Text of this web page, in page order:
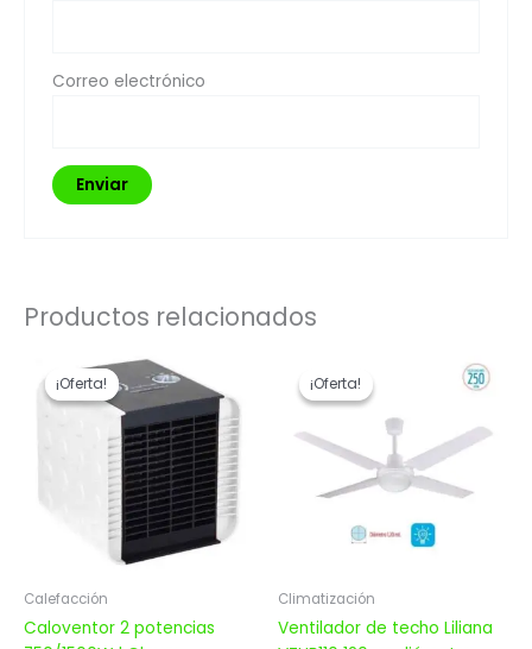
Correo electrónico
Productos relacionados
¡Oferta!
¡Oferta!
Calefacción
Caloventor 2 potencias
precio
original
era:
$ 3.206,00.
precio
actual
es:
$ 2.564,80.
¡Oferta!
¡Oferta!
Climatización
Ventilador de techo Liliana
precio
original
era:
$ 6.209,00.
precio
actual
$ 4.967,20.